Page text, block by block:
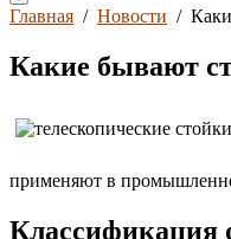
Главная / Новости /
Какие бывают
применяют в
Классификация